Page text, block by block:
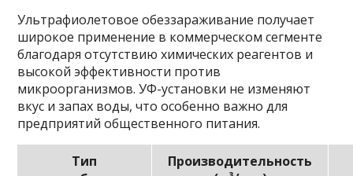
Ультрафиолетовое обеззараживание получает
широкое применение в коммерческом сегменте
благодаря отсутствию химических реагентов и
высокой эффективности против
микроорганизмов. УФ-установки не изменяют
вкус и запах воды, что особенно важно для
предприятий общественного питания.
Тип
Производительность